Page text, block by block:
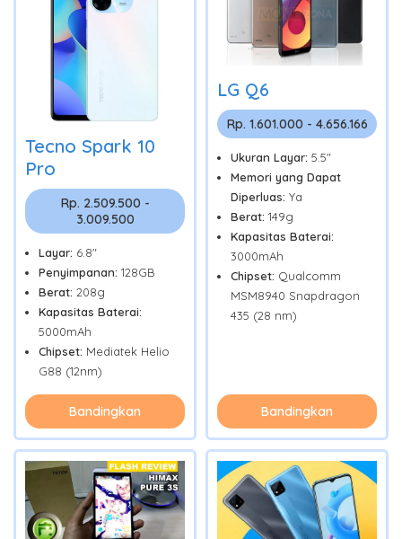
Tecno Spark 10
Pro
Rp. 2.509.500 -
3.009.500
Layar: 6.8"
Penyimpanan: 128GB
Berat: 208g
Kapasitas Baterai:
5000mAh
Chipset: Mediatek Helio
G88 (12nm)
Bandingkan
LG Q6
Rp. 1.601.000 - 4.656.166
Ukuran Layar: 5.5"
Memori yang Dapat
Diperluas: Ya
Berat: 149g
Kapasitas Baterai:
3000mAh
Chipset: Qualcomm
MSM8940 Snapdragon
435 (28 nm)
Bandingkan